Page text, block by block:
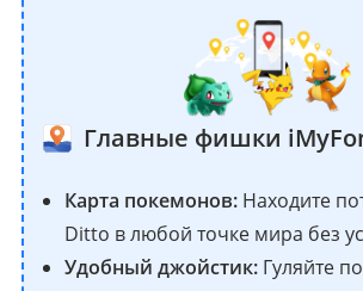
Главные фишки
Карта покемонов: Находите
Ditto в любой точке мира без
Удобный джойстик: Гуляйте